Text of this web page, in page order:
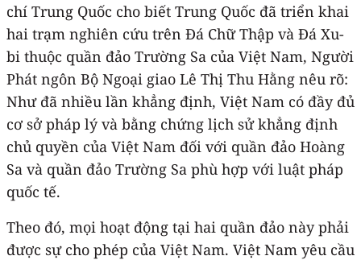
chí Trung Quốc cho biết Trung Quốc đã triển khai
hai trạm nghiên cứu trên Đá Chữ Thập và Đá Xu-
bi thuộc quần đảo Trường Sa của Việt Nam, Người
Phát ngôn Bộ Ngoại giao Lê Thị Thu Hằng nêu rõ:
Như đã nhiều lần khẳng định, Việt Nam có đầy đủ
cơ sở pháp lý và bằng chứng lịch sử khẳng định
chủ quyền của Việt Nam đối với quần đảo Hoàng
Sa và quần đảo Trường Sa phù hợp với luật pháp
quốc tế.
Theo đó, mọi hoạt động tại hai quần đảo này phải
được sự cho phép của Việt Nam. Việt Nam yêu cầu